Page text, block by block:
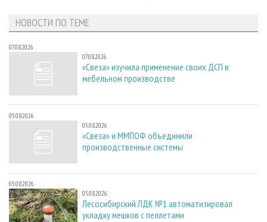
НОВОСТИ ПО ТЕМЕ
07.08.2026
07.08.2026
«Свеза» изучила применение своих ДСП в
мебельном производстве
05.08.2026
05.08.2026
«Свеза» и ММПОФ объединили
производственные системы
05.08.2026
05.08.2026
Лесосибирский ЛДК №1 автоматизировал
укладку мешков с пеллетами